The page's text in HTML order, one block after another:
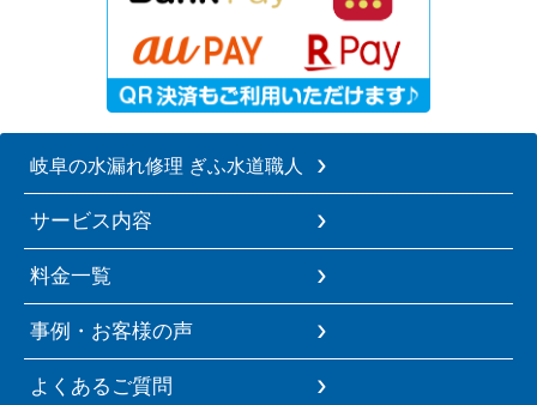
岐阜の水漏れ修理 ぎふ水道職人
サービス内容
料金一覧
事例・お客様の声
よくあるご質問